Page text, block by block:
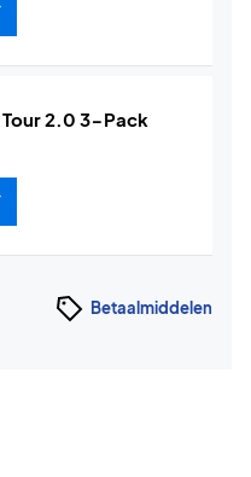
2.0 3-Pack
Betaalmiddelen